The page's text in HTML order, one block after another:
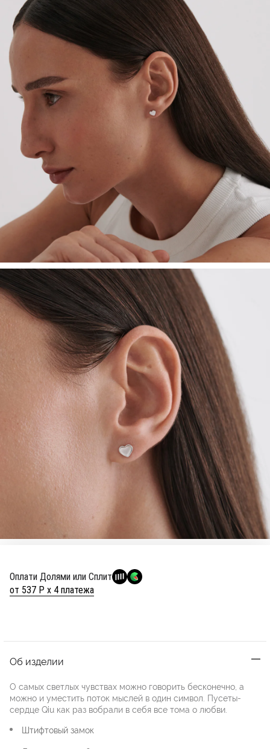
Оплати Долями или Сплит
от 537 Р х 4 платежа
Об изделии
О самых светлых чувствах можно говорить бесконечно, а
можно и уместить поток мыслей в один символ. Пусеты-
сердце Qiu как раз вобрали в себя все тома о любви.
Штифтовый замок